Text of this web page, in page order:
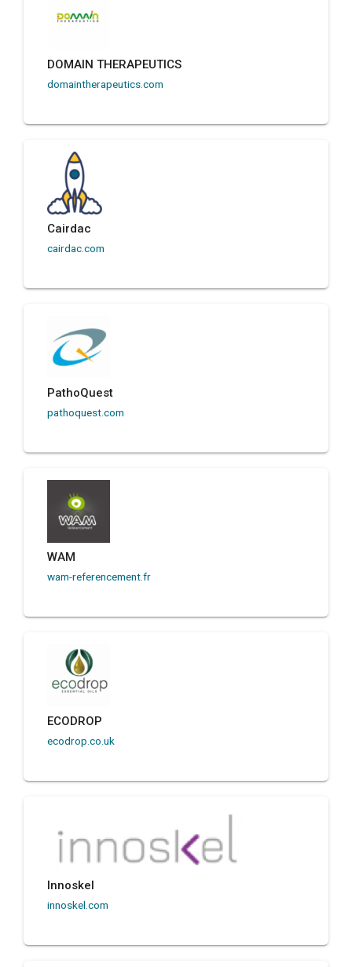
DOMAIN THERAPEUTICS
domaintherapeutics.com
Cairdac
cairdac.com
PathoQuest
pathoquest.com
WAM
wam-referencement.fr
ECODROP
ecodrop.co.uk
Innoskel
innoskel.com